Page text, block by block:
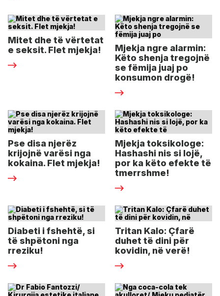
Mitet dhe të vërtetat
e seksit. Flet mjekja!
Mjekja ngre alarmin:
Këto shenja tregojnë
se fëmija juaj po
konsumon drogë!
Pse disa njerëz
krijojnë varësi nga
kokaina. Flet mjekja!
Mjekja toksikologe:
Hashashi nis si lojë,
por ka këto efekte të
tmerrshme!
Diabeti i fshehtë, si
të shpëtoni nga
rreziku!
Tritan Kalo: Çfarë
duhet të dini për
kovidin, në verë!